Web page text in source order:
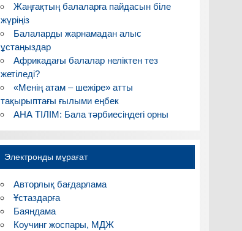
Жаңғақтың балаларға пайдасын біле
жүріңіз
Балаларды жарнамадан алыс
ұстаңыздар
Африкадағы балалар неліктен тез
жетіледі?
«Менің атам – шежіре» атты
тақырыптағы ғылыми еңбек
АНА ТІЛІМ: Бала тәрбиесіндегі орны
Электронды мұрағат
Авторлық бағдарлама
Ұстаздарға
Баяндама
Коучинг жоспары, МДЖ